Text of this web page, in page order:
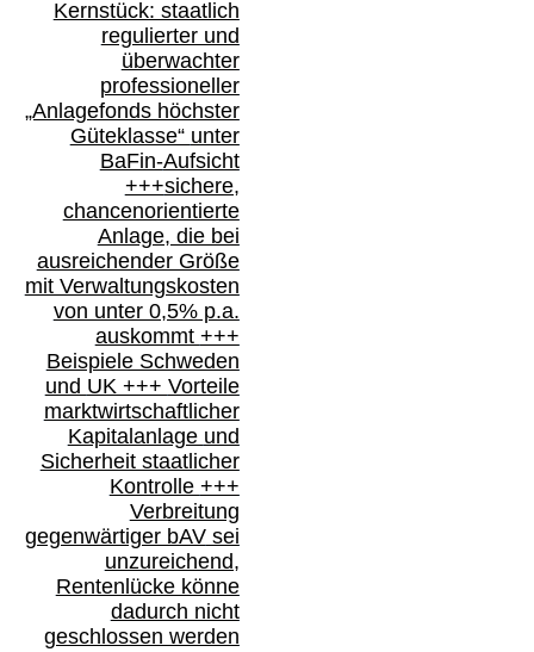
Kernstück: staatlich
regulierter und
überwachter
professioneller
„Anlagefonds höchster
Güteklasse“ unter
BaFin-Aufsicht
+++sichere,
chancenorientierte
Anlage, die bei
ausreichender Größe
mit Verwaltungskosten
von unter 0,5% p.a.
auskommt +++
Beispiele Schweden
und UK +++ Vorteile
marktwirtschaftlicher
Kapitalanlage und
Sicherheit staatlicher
Kontrolle +++
Verbreitung
gegenwärtiger bAVsei
unzureichend,
Rentenlücke könne
dadurch nicht
geschlossen werden